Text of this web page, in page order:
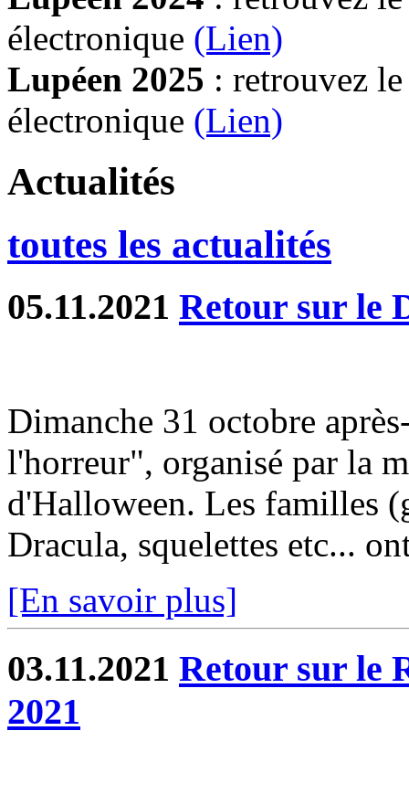
électronique (Lien)
Lupéen 2025 : retrouvez
électronique (Lien)
Actualités
toutes les actualités
05.11.2021 Retour sur le
Dimanche 31 octobre
l'horreur", organisé par la
d'Halloween. Les familles
Dracula, squelettes etc...
[En savoir plus]
03.11.2021 Retour sur le
2021